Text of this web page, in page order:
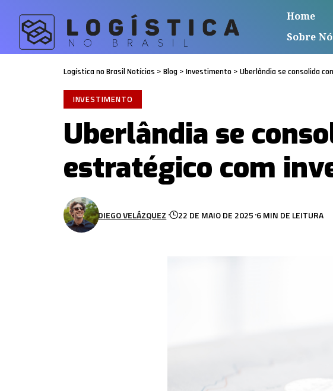
Home
Sobre
Logística no Brasil Notícias > Blog > Investimento > Uberlândia se consolida
INVESTIMENTO
Uberlândia se
estratégico com
DIEGO VELÁZQUEZ 22 DE MAIO DE 2025 6 MIN DE LEITURA